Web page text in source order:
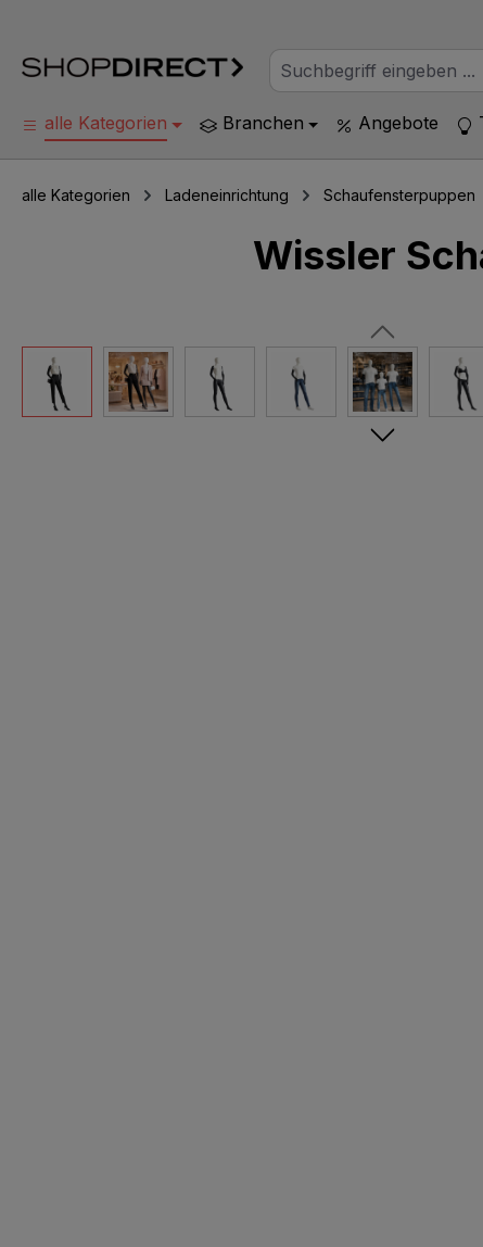
alle Kategorien Branchen Angebote
alle Kategorien Ladeneinrichtung Schaufensterpuppen
Wissler
Bildergalerie überspringen